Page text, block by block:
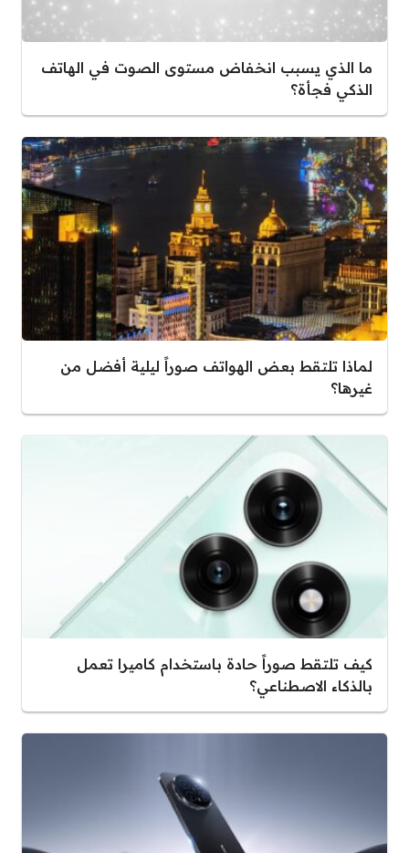
ما الذي يسبب انخفاض مستوى الصوت في الهاتف
الذكي فجأة؟
لماذا تلتقط بعض الهواتف صوراً ليلية أفضل من
غيرها؟
كيف تلتقط صوراً حادة باستخدام كاميرا تعمل
بالذكاء الاصطناعي؟